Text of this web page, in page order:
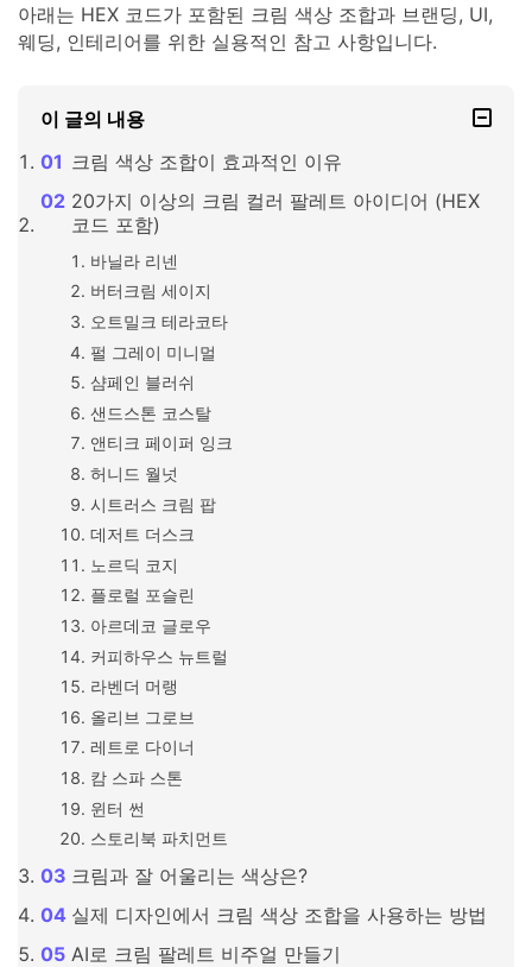
아래는 HEX 코드가 포함된 크림 색상 조합과 브랜딩, UI,
웨딩, 인테리어를 위한 실용적인 참고 사항입니다.
이 글의 내용
크림 색상 조합이 효과적인 이유
20가지 이상의 크림 컬러 팔레트 아이디어 (HEX
코드 포함)
바닐라 리넨
버터크림 세이지
오트밀크 테라코타
펄 그레이 미니멀
샴페인 블러쉬
샌드스톤 코스탈
앤티크 페이퍼 잉크
허니드 월넛
시트러스 크림 팝
데저트 더스크
노르딕 코지
플로럴 포슬린
아르데코 글로우
커피하우스 뉴트럴
라벤더 머랭
올리브 그로브
레트로 다이너
캄 스파 스톤
윈터 썬
스토리북 파치먼트
크림과 잘 어울리는 색상은?
실제 디자인에서 크림 색상 조합을 사용하는 방법
AI로 크림 팔레트 비주얼 만들기